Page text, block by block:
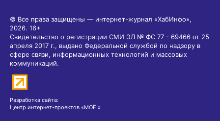
© Все права защищены — интернет-журнал «ХабИнфо»,
2026.16+
Свидетельство о регистрации СМИ ЭЛ № ФС 77 - 69466 от 25
апреля 2017 г., выдано Федеральной службой по надзору в
сфере связи, информационных технологий и массовых
Разработка сайта: